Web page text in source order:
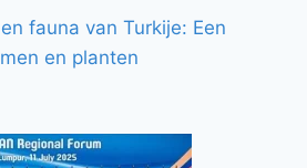
fauna van Turkije: Een
en planten